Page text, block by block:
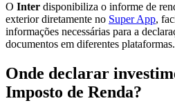
O Inter disponibiliza o informe de
exterior diretamente no Super App,
informações necessárias para a
documentos em diferentes plataformas.
Onde declarar
Imposto de Renda?